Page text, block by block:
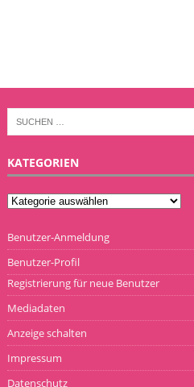
KATEGORIEN
Benutzer-Anmeldung
Benutzer-Profil
Registrierung für neue Benutzer
Mediadaten
Anzeige schalten
Impressum
Datenschutz